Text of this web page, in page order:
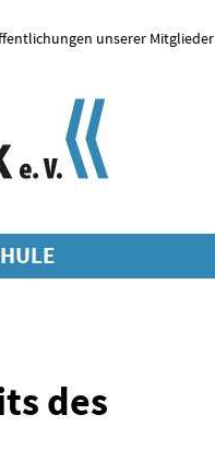
unserer Mitglieder
des